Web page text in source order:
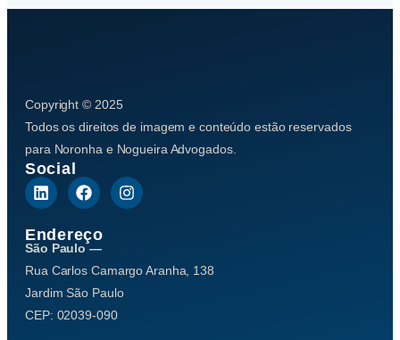
Copyright © 2025
Todos os direitos de imagem e conteúdo estão reservados
para Noronha e Nogueira Advogados.
Social
Endereço
São Paulo —
Rua Carlos Camargo Aranha, 138
Jardim São Paulo
CEP: 02039-090